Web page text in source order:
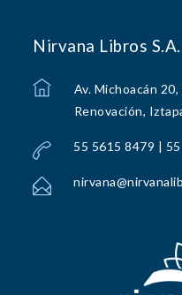
Nirvana Libros S.A.
Av. Michoacán
Renovación,
55 5615 8479 |